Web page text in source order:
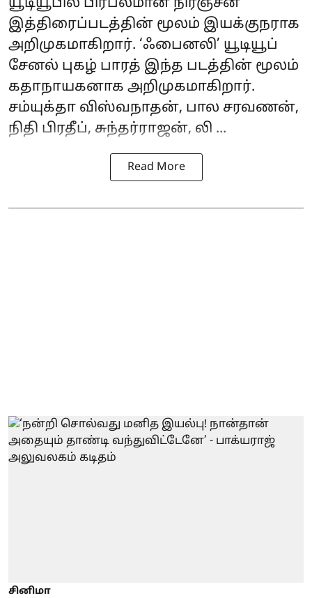
யூடியூபில் பிரபலமான நிரஞ்சன்
இத்திரைப்படத்தின் மூலம் இயக்குநராக
அறிமுகமாகிறார். ‘ஃபைனலி’ யூடியூப்
சேனல் புகழ் பாரத் இந்த படத்தின் மூலம்
கதாநாயகனாக அறிமுகமாகிறார்.
சம்யுக்தா விஸ்வநாதன், பால சரவணன்,
நிதி பிரதீப், சுந்தர்ராஜன், லி ...
Read More
சினிமா